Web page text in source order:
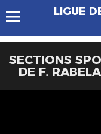
LIGUE
SECTIONS
DE F.